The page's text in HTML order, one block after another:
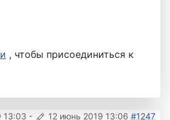
, чтобы присоединиться к
13:03 - 12 июнь 2019 13:06 #1247